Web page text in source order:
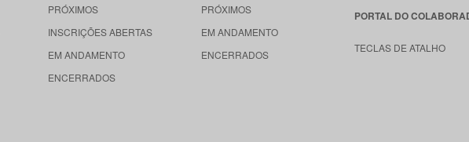
PRÓXIMOS
INSCRIÇÕES ABERTAS
EM ANDAMENTO
ENCERRADOS
PRÓXIMOS
EM ANDAMENTO
ENCERRADOS
PORTAL DO
TECLAS DE ATALHO